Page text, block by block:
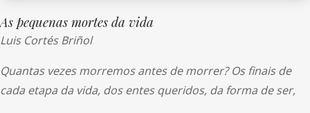
As pequenas mortes da vida
Luis Cortés Briñol
Quantas vezes morremos antes de morrer? Os finais de
cada etapa da vida, dos entes queridos, da forma de ser,